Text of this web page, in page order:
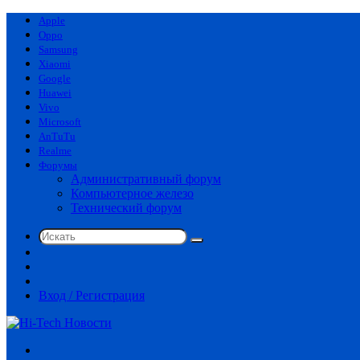
Apple
Oppo
Samsung
Xiaomi
Google
Huawei
Vivo
Microsoft
AnTuTu
Realme
Форумы
Административный форум
Компьютерное железо
Технический форум
Искать
статья
Вход / Регистрация